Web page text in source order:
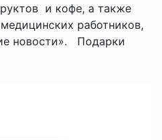
и кофе, а также
работников,
новости». Подарки